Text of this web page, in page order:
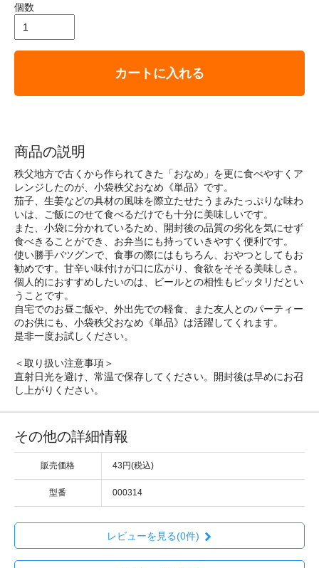
個数
カートに入れる
商品の説明
秩父地方で古くから作られてきた「おなめ」を更に食べやすくア
レンジしたのが、小袋秩父おなめ《単品》です。
茄子、生姜などの具材の風味を際立たせたうまみたっぷりな味わ
いは、ご飯にのせて食べるだけでも十分に美味しいです。
また、小袋に分かれているため、開封後の品質の劣化を気にせず
食べきることができ、お弁当にも持っていきやすく便利です。
使い勝手バツグンで、食事の際にはもちろん、おやつとしてもお
勧めです。甘辛い味付けが口に広がり、食欲をそそる美味しさ。
個人的におすすめしたいのは、ビールとの相性もピッタリだとい
うことです。
自宅でのお昼ご飯や、外出先での軽食、また友人とのパーティー
のお供にも、小袋秩父おなめ《単品》は活躍してくれます。
是非一度お試しください。
＜取り扱い注意事項＞
直射日光を避け、常温で保存してください。開封後は早めにお召
し上がりください。
その他の詳細情報
販売価格 43円(税込)
型番 000314
レビューを見る(0件)